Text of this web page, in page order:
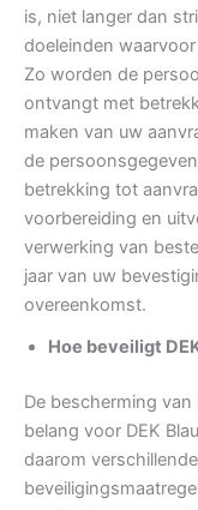
is, niet langer dan
doeleinden
Zo worden de
ontvangt met
maken van uw
de
betrekking tot
voorbereiding en
verwerking van
jaar van uw
overeenkomst.
Hoe beveiligt
De bescherming
belang voor DEK
daarom